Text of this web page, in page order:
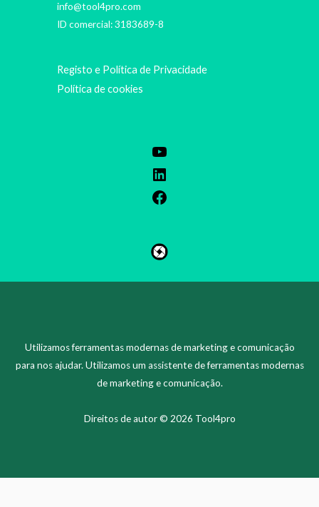
info@tool4pro.com
ID comercial: 3183689-8
Registo e Política de Privacidade
Política de cookies
Utilizamos ferramentas modernas de marketing e comunicação
para nos ajudar. Utilizamos um assistente de ferramentas modernas
de marketing e comunicação.
Direitos de autor © 2026 Tool4pro